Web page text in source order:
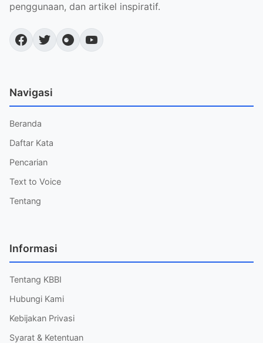
penggunaan, dan artikel inspiratif.
Navigasi
Beranda
Daftar Kata
Pencarian
Text to Voice
Tentang
Informasi
Tentang KBBI
Hubungi Kami
Kebijakan Privasi
Syarat & Ketentuan